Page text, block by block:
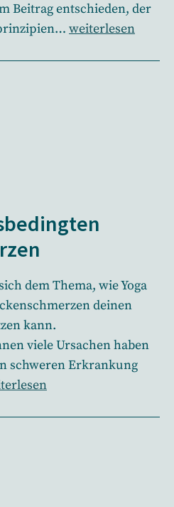
Beitrag entschieden, der
Grundprinzipien
weiterlesen
dem Thema, wie Yoga
deinen
kann.
viele Ursachen haben
schweren Erkrankung